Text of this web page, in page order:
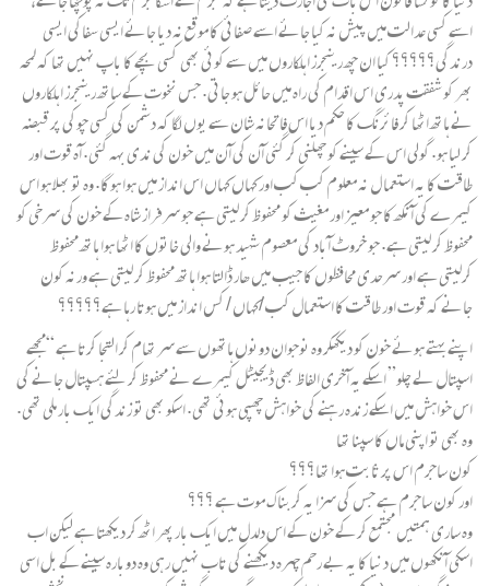
اسے کسی عدالت میں پیش نہ کیا جائے اسے صفائی کا موقع نہ دیا جائے ایسی سفاکی ایسی
درندگی؟؟؟؟؟ کیا ان چھ رینجرز اہلکاروں میں سے کوئی بھی کسی بچے کا باپ نہیں تھا کہ لمحہ
بھر کو شفقت پدری اس اقدام کی راہ میں حائل ہو جاتی. جس نخوت کے ساتھ رینجرز اہلکاروں
نے ہاتھ اٹھا کر فائرنگ کا حکم دیا اس فاتحانہ شان سے یوں لگا کہ دشمن کی کسی چوکی پر قبضہ
کر لیا ہو. گولی اس کے سینے کو چھلنی کر گئی آن کی آن میں خون کی ندی بہہ گئی. آہ قوت اور
طاقت کا یہ استعما ل نہ معلوم کب کب اور کہاں کہاں اس انداز میں ہوا ہوگا. وہ تو بھلا ہو اس
کیمرے کی آنکھ کا جو معیز اور مغیث کو محفوظ کر لیتی ہے جو سرفراز شاہ کے خون کی سرخی کو
محفوظ کر لیتی ہے. جو خروٹ آباد کی معصوم شہید ہونے والی خاتوں کا اٹھا ہوا ہاتھ محفوظ
کرلیتی ہے اور سرحدی محافظوں کا جیب میں ھار ڈالتا ہوا ہاتھ محفوظ کر لیتی ہے ورنہ کون
جانے کہ قوت اور طاقت کا استعمال کب /کہاں / کس انداز میں ہوتا رہا ہے؟؟؟؟؟
اپنے بہتے ہوئے خون کو دیکھکر وہ نوجوان دونوں ہاتھوں سے سر تھام کر التجا کرتا ہے “مجھے
اسپتال لے چلو” اسکے یہ آخری الفاظ بھی ڈیجیٹل کیمرے نے محفوظ کر لئے ہسپتال جانے کی
اس خواہش میں اسکے زندہ رہنے کی خواہش چھپی ہوئی تھی. اسکو بھی تو زندگی ایک بار ملی تھی.
وہ بھی تو اپنی ماں کا سپنا تھا
کون ساجرم اس پر ثابت ہوا تھا؟؟؟
اور کون ساجرم ہے جس کی سزا یہ کربناک موت ہے ؟؟؟
وہ ساری ہمتیں مجتمع کر کے خون کے اس دلدل میں ایک بار پھر اٹھ کر دیکھتا ہے لیکن اب
اسکی آنکھوں میں دنیا کا یہ بے رحم چہرہ دیکھنے کی تاب نہیں رہی وہ دوبارہ سینے کے بل اسی